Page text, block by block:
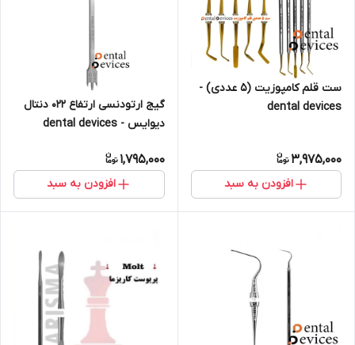
ست قلم کامپوزیت (۵ عددی) -
dental devices
3,975,000
افزودن به سبد
گیج ارتودنسی ارتفاع 022 دنتال
دیوایس - dental devices
1,795,000
افزودن به سبد